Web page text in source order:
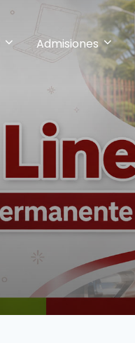
Admisiones